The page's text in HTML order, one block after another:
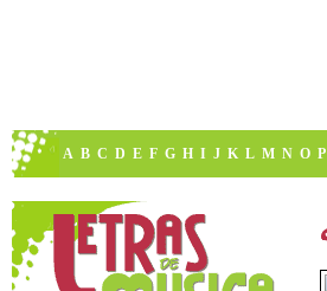
A B C D E F G H I J K L M N O P